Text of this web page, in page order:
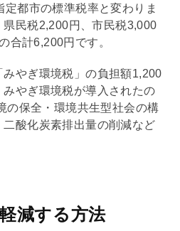
都市の標準税率と変わりま
民税2,200円、市民税3,000
合計6,200円です。
やぎ環境税」の負担額1,200
やぎ環境税が導入されたの
の保全・環境共生型社会の構
酸化炭素排出量の削減など
減する方法